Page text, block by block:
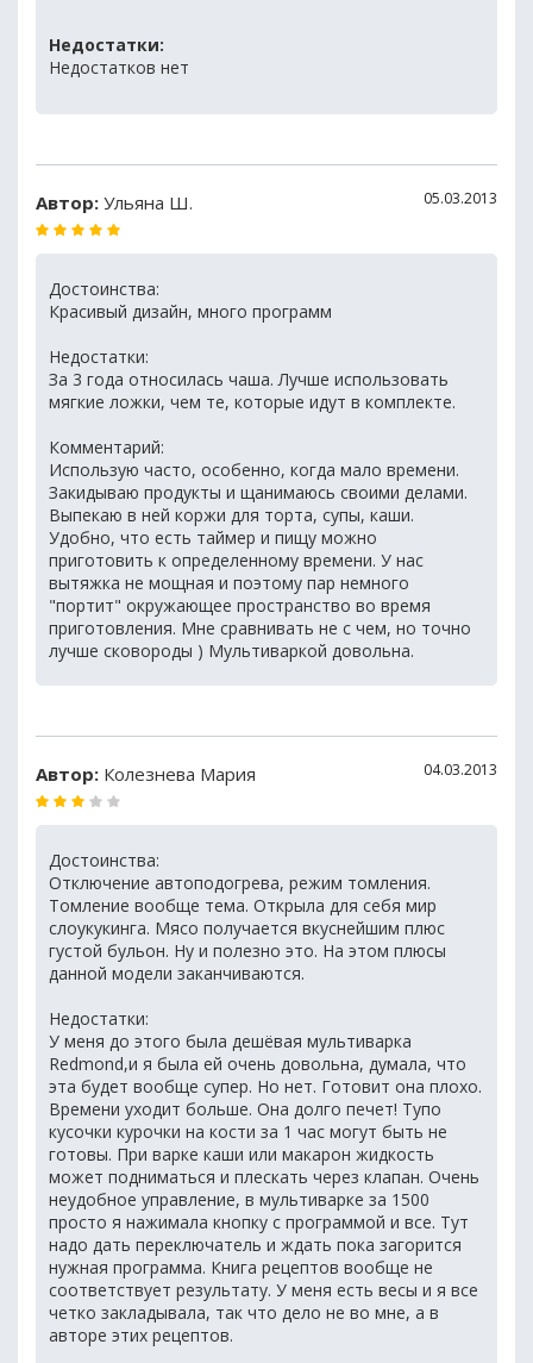
Недостатки:
Недостатков нет
Автор: Ульяна Ш. 05.03.2013
Достоинства:
Красивый дизайн, много программ
Недостатки:
За 3 года относилась чаша. Лучше использовать
мягкие ложки, чем те, которые идут в комплекте.
Комментарий:
Использую часто, особенно, когда мало времени.
Закидываю продукты и щанимаюсь своими делами.
Выпекаю в ней коржи для торта, супы, каши.
Удобно, что есть таймер и пищу можно
приготовить к определенному времени. У нас
вытяжка не мощная и поэтому пар немного
"портит" окружающее пространство во время
приготовления. Мне сравнивать не с чем, но точно
лучше сковороды ) Мультиваркой довольна.
Автор: Колезнева Мария 04.03.2013
Достоинства:
Отключение автоподогрева, режим томления.
Томление вообще тема. Открыла для себя мир
слоукукинга. Мясо получается вкуснейшим плюс
густой бульон. Ну и полезно это. На этом плюсы
данной модели заканчиваются.
Недостатки:
У меня до этого была дешёвая мультиварка
Redmond,и я была ей очень довольна, думала, что
эта будет вообще супер. Но нет. Готовит она плохо.
Времени уходит больше. Она долго печет! Тупо
кусочки курочки на кости за 1 час могут быть не
готовы. При варке каши или макарон жидкость
может подниматься и плескать через клапан. Очень
неудобное управление, в мультиварке за 1500
просто я нажимала кнопку с программой и все. Тут
надо дать переключатель и ждать пока загорится
нужная программа. Книга рецептов вообще не
соответствует результату. У меня есть весы и я все
четко закладывала, так что дело не во мне, а в
авторе этих рецептов.